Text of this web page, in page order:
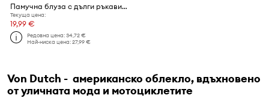
Памучна блуза с дълги ръкави Von Dutch
Текуща цена:
19,99 €
Редовна цена:34,72 €
Най-ниска цена:27,99 €
Von Dutch - американско облекло, вдъхновено
от уличната мода и мотоциклетите